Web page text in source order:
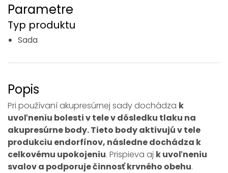
Parametre
Typ produktu
Sada
Popis
Pri používaní akupresúrnej sady dochádza k
uvoľneniu bolesti v tele v dôsledku tlaku na
akupresúrne body. Tieto body aktivujú v tele
produkciu endorfínov, následne dochádza k
celkovému upokojeniu. Prispieva aj k uvoľneniu
svalov a podporuje činnosť krvného obehu.